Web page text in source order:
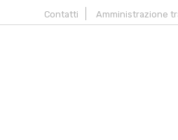
Contatti Amministrazione